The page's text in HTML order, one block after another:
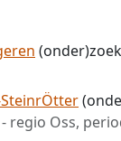
- regio Oss,